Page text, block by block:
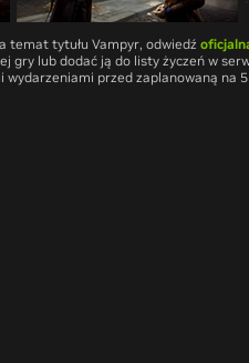
temat tytułu Vampyr, odwiedź
gry lub dodać ją do listy życzeń w
wydarzeniami przed zaplanowaną na